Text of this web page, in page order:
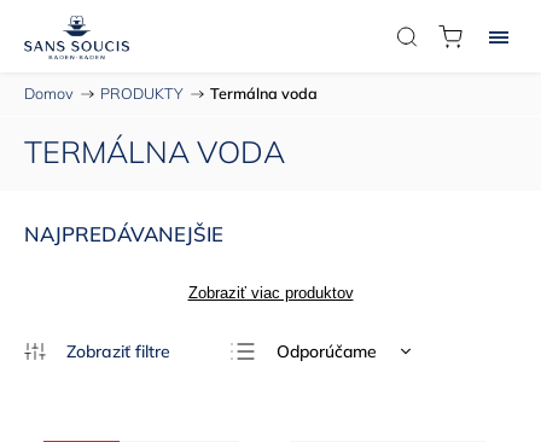
Domov / PRODUKTY / Termálna voda
TERMÁLNA VODA
NAJPREDÁVANEJŠIE
Zobraziť viac produktov
Odporúčame